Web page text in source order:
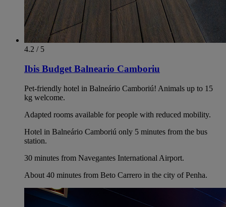
4.2 / 5
Ibis Budget Balneario Camboriu
Pet-friendly hotel in Balneário Camboriú! Animals up to 15
kg welcome.
Adapted rooms available for people with reduced mobility.
Hotel in Balneário Camboriú only 5 minutes from the bus
station.
30 minutes from Navegantes International Airport.
About 40 minutes from Beto Carrero in the city of Penha.